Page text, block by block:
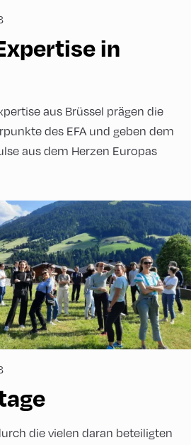
in
aus Brüssel prägen die
des EFA und geben dem
aus dem Herzen Europas
die vielen daran beteiligten